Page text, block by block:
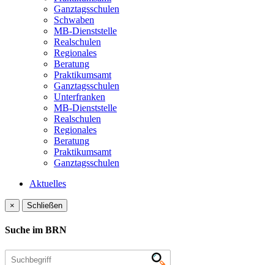
Ganztagsschulen
Schwaben
MB-Dienststelle
Realschulen
Regionales
Beratung
Praktikumsamt
Ganztagsschulen
Unterfranken
MB-Dienststelle
Realschulen
Regionales
Beratung
Praktikumsamt
Ganztagsschulen
Aktuelles
× Schließen
Suche im BRN